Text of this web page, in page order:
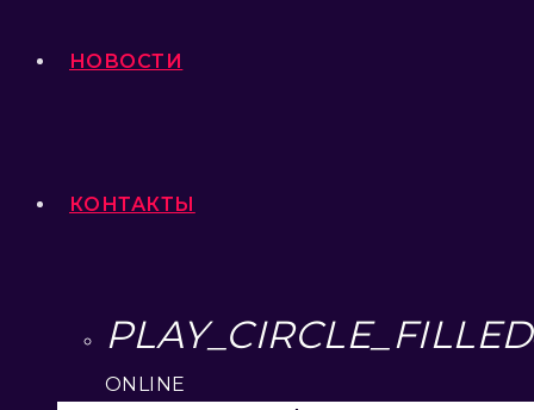
НОВОСТИ
КОНТАКТЫ
PLAY_CIRCLE_FILLED
ONLINE